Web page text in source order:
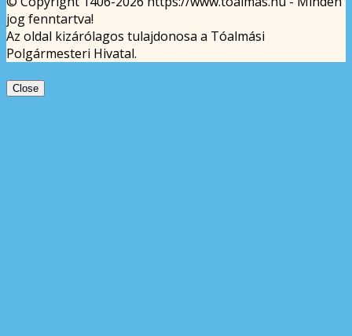
jog fenntartva!
Az oldal kizárólagos tulajdonosa a Tóalmási
Polgármesteri Hivatal.
Close